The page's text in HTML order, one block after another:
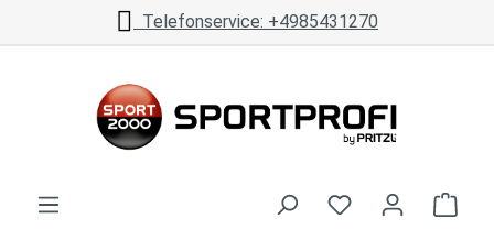
Zum Hauptinhalt springenTelefonservice: +4985431270